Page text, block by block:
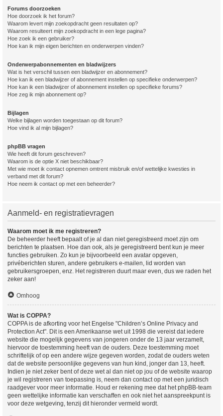
Forums doorzoeken
Hoe doorzoek ik het forum?
Waarom levert mijn zoekopdracht geen resultaten op?
Waarom resulteert mijn zoekopdracht in een lege pagina?
Hoe zoek ik een gebruiker?
Hoe kan ik mijn eigen berichten en onderwerpen vinden?
Onderwerpabonnementen en bladwijzers
Wat is het verschil tussen een bladwijzer en abonnement?
Hoe kan ik een bladwijzer of abonnement instellen op specifieke onderwerpen?
Hoe kan ik een bladwijzer of abonnement instellen op specifieke forums?
Hoe zeg ik mijn abonnement op?
Bijlagen
Welke bijlagen worden toegestaan op dit forum?
Hoe vind ik al mijn bijlagen?
phpBB vragen
Wie heeft dit forum geschreven?
Waarom is de optie X niet beschikbaar?
Met wie moet ik contact opnemen omtrent misbruik en/of wettelijke kwesties in
verband met dit forum?
Hoe neem ik contact op met een beheerder?
Aanmeld- en registratievragen
Waarom moet ik me registreren?
De beheerder heeft bepaalt of je al dan niet geregistreerd moet zijn om
berichten te plaatsen. Hoe dan ook, als je geregistreerd bent kun je meer
functies gebruiken. Zo kun je bijvoorbeeld een avatar opgeven,
privéberichten sturen, andere gebruikers e-mailen, lid worden van
gebruikersgroepen, enz. Het registreren duurt maar even, dus we raden het
zeker aan!
Omhoog
Wat is COPPA?
COPPA is de afkorting voor het Engelse "Children’s Online Privacy and
Protection Act". Dit is een Amerikaanse wet uit 1998 die vereist dat iedere
website die mogelijk gegevens van jongeren onder de 13 jaar verzamelt,
hiervoor de toestemming heeft van de ouders. Deze toestemming moet
schriftelijk of op een andere wijze gegeven worden, zodat de ouders weten
dat de website persoonlijke gegevens van hun kind, jonger dan 13, heeft.
Indien je niet zeker bent of deze wet al dan niet op jou of de website waarop
je wil registreren van toepassing is, neem dan contact op met een juridisch
raadgever voor meer informatie. Houd er rekening mee dat het phpBB-team
geen wettelijke informatie kan verschaffen en ook niet het aanspreekpunt is
voor deze wetgeving, tenzij dit hieronder vermeld wordt.